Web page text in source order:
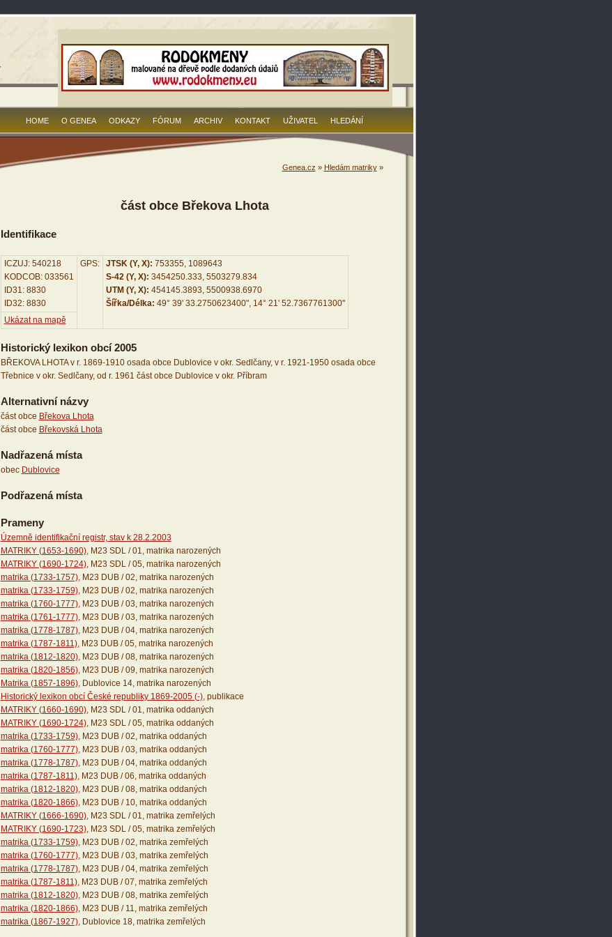
HOME O GENEA ODKAZY FÓRUM ARCHIV KONTAKT UŽIVATEL HLEDÁNÍ
Genea.cz » Hledám matriky»
část obce Břekova Lhota
Identifikace
ICZUJ: 540218
KODCOB: 033561
ID31: 8830
ID32: 8830
GPS: JTSK (Y, X): 753355, 1089643
S-42 (Y, X): 3454250.333, 5503279.834
UTM (Y, X): 454145.3893, 5500938.6970
Šířka/Délka: 49° 39' 33.2750623400", 14° 21' 52.7367761300"
Ukázat na mapě
Historický lexikon obcí 2005
BŘEKOVA LHOTA v r. 1869-1910 osada obce Dublovice v okr. Sedlčany, v r. 1921-1950 osada obce
Třebnice v okr. Sedlčany, od r. 1961 část obce Dublovice v okr. Příbram
Alternativní názvy
část obce Břekova Lhota
část obce Břekovská Lhota
Nadřazená místa
obec Dublovice
Podřazená místa
Prameny
Územně identifikační registr, stav k 28.2.2003
MATRIKY (1653-1690), M23 SDL / 01, matrika narozených
MATRIKY (1690-1724), M23 SDL / 05, matrika narozených
matrika (1733-1757), M23 DUB / 02, matrika narozených
matrika (1733-1759), M23 DUB / 02, matrika narozených
matrika (1760-1777), M23 DUB / 03, matrika narozených
matrika (1761-1777), M23 DUB / 03, matrika narozených
matrika (1778-1787), M23 DUB / 04, matrika narozených
matrika (1787-1811), M23 DUB / 05, matrika narozených
matrika (1812-1820), M23 DUB / 08, matrika narozených
matrika (1820-1856), M23 DUB / 09, matrika narozených
Matrika (1857-1896), Dublovice 14, matrika narozených
Historický lexikon obcí České republiky 1869-2005 (-), publikace
MATRIKY (1660-1690), M23 SDL / 01, matrika oddaných
MATRIKY (1690-1724), M23 SDL / 05, matrika oddaných
matrika (1733-1759), M23 DUB / 02, matrika oddaných
matrika (1760-1777), M23 DUB / 03, matrika oddaných
matrika (1778-1787), M23 DUB / 04, matrika oddaných
matrika (1787-1811), M23 DUB / 06, matrika oddaných
matrika (1812-1820), M23 DUB / 08, matrika oddaných
matrika (1820-1866), M23 DUB / 10, matrika oddaných
MATRIKY (1666-1690), M23 SDL / 01, matrika zemřelých
MATRIKY (1690-1723), M23 SDL / 05, matrika zemřelých
matrika (1733-1759), M23 DUB / 02, matrika zemřelých
matrika (1760-1777), M23 DUB / 03, matrika zemřelých
matrika (1778-1787), M23 DUB / 04, matrika zemřelých
matrika (1787-1811), M23 DUB / 07, matrika zemřelých
matrika (1812-1820), M23 DUB / 08, matrika zemřelých
matrika (1820-1866), M23 DUB / 11, matrika zemřelých
matrika (1867-1927), Dublovice 18, matrika zemřelých